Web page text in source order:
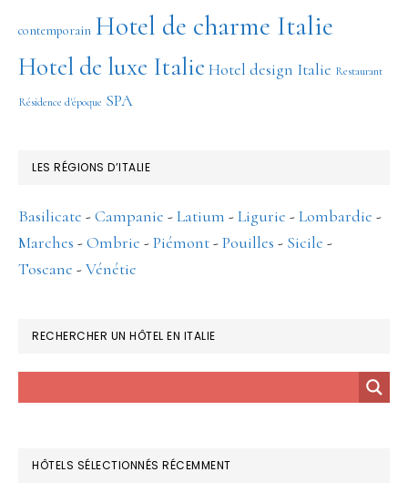
contemporain Hotel de charme Italie
Hotel de luxe Italie Hotel design Italie Restaurant
Résidence d'époque SPA
LES RÉGIONS D’ITALIE
Basilicate -Campanie -Latium -Ligurie -Lombardie -
Marches -Ombrie -Piémont-Pouilles - Sicile -
Toscane -Vénétie
RECHERCHER UN HÔTEL EN ITALIE
HÔTELS SÉLECTIONNÉS RÉCEMMENT